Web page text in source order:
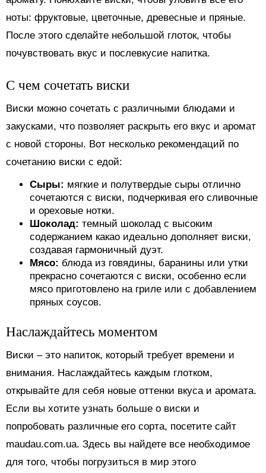
ноты: фруктовые, цветочные, древесные и пряные.
После этого сделайте небольшой глоток, чтобы
почувствовать вкус и послевкусие напитка.
С чем сочетать виски
Виски можно сочетать с различными блюдами и
закусками, что позволяет раскрыть его вкус и аромат
с новой стороны. Вот несколько рекомендаций по
сочетанию виски с едой:
Сыры: мягкие и полутвердые сыры отлично
сочетаются с виски, подчеркивая его сливочные
и ореховые нотки.
Шоколад: темный шоколад с высоким
содержанием какао идеально дополняет виски,
создавая гармоничный дуэт.
Мясо: блюда из говядины, баранины или утки
прекрасно сочетаются с виски, особенно если
мясо приготовлено на гриле или с добавлением
пряных соусов.
Наслаждайтесь моментом
Виски – это напиток, который требует времени и
внимания. Наслаждайтесь каждым глотком,
открывайте для себя новые оттенки вкуса и аромата.
Если вы хотите узнать больше о виски и
попробовать различные его сорта, посетите сайт
maudau.com.ua. Здесь вы найдете все необходимое
для того, чтобы погрузиться в мир этого